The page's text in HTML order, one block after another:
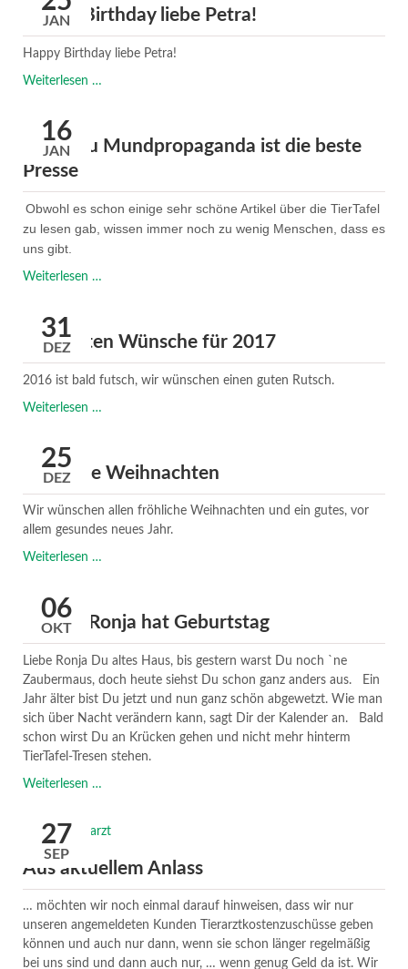
JAN
Happy Birthday liebe Petra!
Happy Birthday liebe Petra!
Weiterlesen …
Petra!
16
JAN
Mund zu Mundpropaganda ist die beste
Presse
Obwohl es schon einige sehr schöne Artikel über die TierTafel
zu lesen gab, wissen immer noch zu wenig Menschen, dass es
uns gibt.
Weiterlesen …Mund
beste
31
DEZ
Die besten Wünsche für 2017
2016 ist bald futsch, wir wünschen einen guten Rutsch.
Weiterlesen …
für
2017
25
DEZ
Fröhliche Weihnachten
Wir wünschen allen fröhliche Weihnachten und ein gutes, vor
allem gesundes neues Jahr.
Weiterlesen …Fröhliche
06
OKT
Unsere Ronja hat Geburtstag
Liebe Ronja Du altes Haus, bis gestern warst Du noch `ne
Zaubermaus, doch heute siehst Du schon ganz anders aus. Ein
Jahr älter bist Du jetzt und nun ganz schön abgewetzt. Wie man
sich über Nacht verändern kann, sagt Dir der Kalender an. Bald
schon wirst Du an Krücken gehen und nicht mehr hinterm
TierTafel-Tresen stehen.
Weiterlesen …
27
SEP
Aus aktuellem Anlass
… möchten wir noch einmal darauf hinweisen, dass wir nur
unseren angemeldeten Kunden Tierarztkostenzuschüsse geben
können und auch nur dann, wenn sie schon länger regelmäßig
bei uns sind und dann auch nur, … wenn genug Geld da ist. Wir